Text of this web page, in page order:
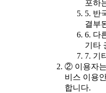
포하
5. 반
결부
6. 다
기타
7. 기
② 이용자
비스 이용
합니다.